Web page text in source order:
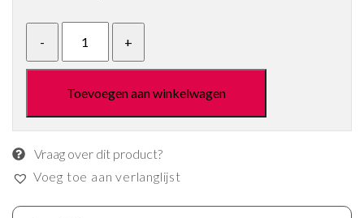
Toevoegen aan winkelwagen
Vraag over dit product?
Voeg toe aan verlanglijst